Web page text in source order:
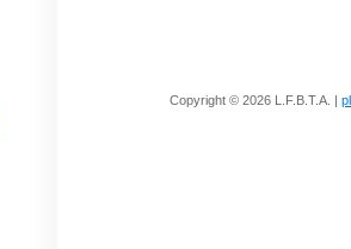
Copyright © 2026 L.F.B.T.A. |